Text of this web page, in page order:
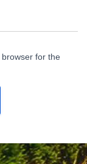
for the